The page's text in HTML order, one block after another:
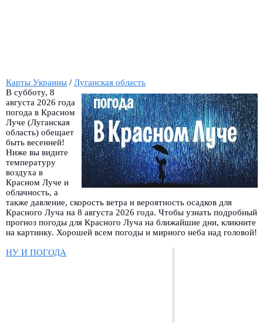
Карты Украины / Луганская область
В субботу, 8
августа 2026 года
погода в Красном
Луче (Луганская
область) обещает
быть весенней!
Ниже вы видите
температуру
воздуха в
Красном Луче и
облачность, а
также давление, скорость ветра и вероятность осадков для
Красного Луча на 8 августа 2026 года. Чтобы узнать подробный
прогноз погоды для Красного Луча на ближайшие дни, кликните
на картинку. Хорошей всем погоды и мирного неба над головой!
НУ И ПОГОДА